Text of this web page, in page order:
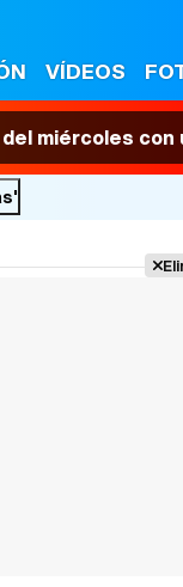
VÍDEOS
miércoles con